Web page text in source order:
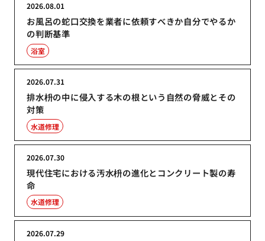
お風呂の蛇口交換を業者に依頼すべきか自分でやるか
の判断基準
2026.08.01
浴室
排水枡の中に侵入する木の根という自然の脅威とその
対策
2026.07.31
水道修理
現代住宅における汚水枡の進化とコンクリート製の寿
命
2026.07.30
水道修理
2026.07.29